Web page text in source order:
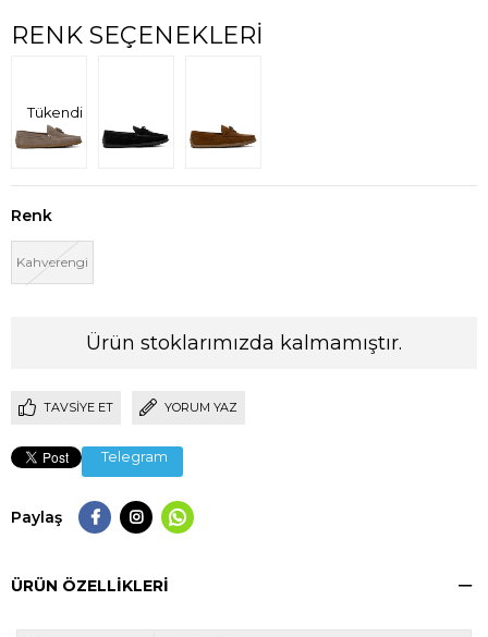
RENK SEÇENEKLERI
Tükendi
Renk
Kahverengi
Ürün stoklarımızda kalmamıştır.
TAVSIYE ET YORUM YAZ
Telegram
Paylaş
ÜRÜN ÖZELLIKLERI